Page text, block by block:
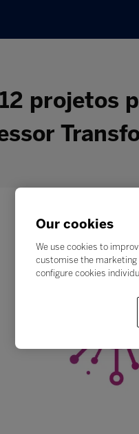
projetos
Our cookies
We use cookies to
customise the marketing
configure cookies